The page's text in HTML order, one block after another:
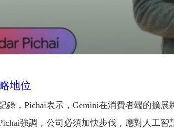
地位
錄，Pichai表示，Gemini在消費者端的擴
強調，公司必須加快步伐，應對人工智